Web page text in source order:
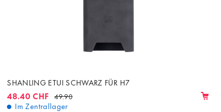
SHANLING ETUI SCHWARZ FÜR H7
48.40 CHF 49.90
Im Zentrallager